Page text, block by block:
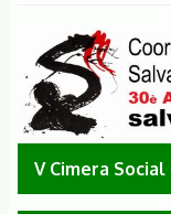
V Cimera